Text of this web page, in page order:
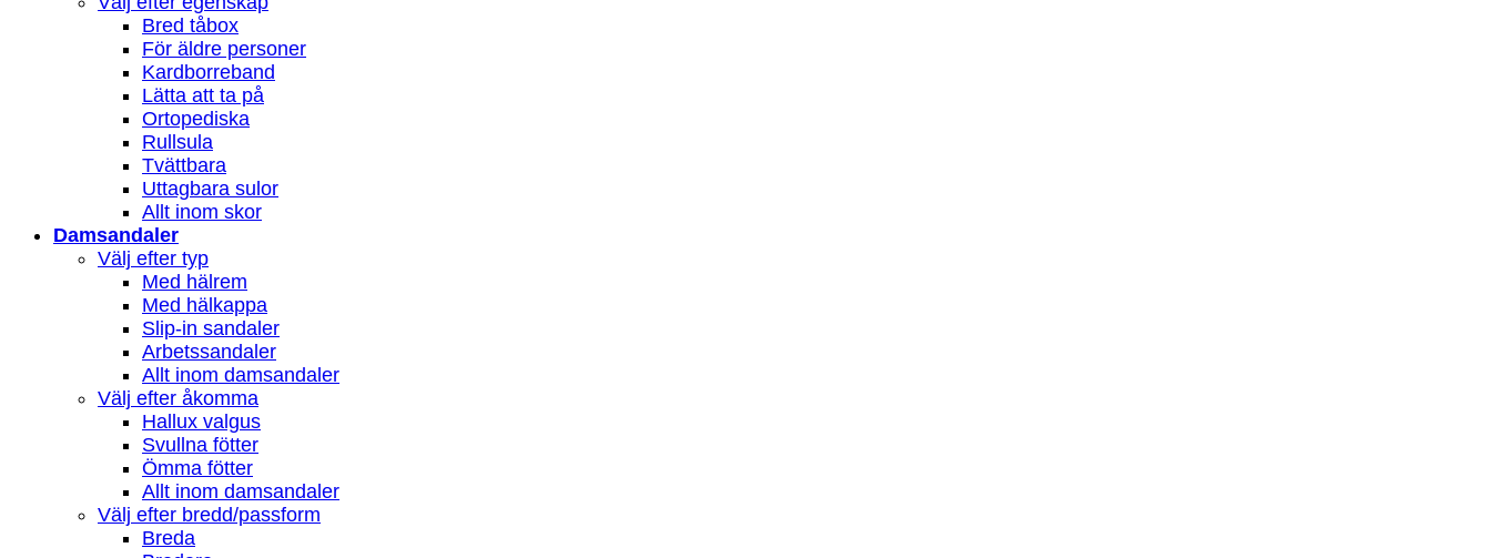
Bred tåbox
För äldre personer
Kardborreband
Lätta att ta på
Ortopediska
Rullsula
Tvättbara
Uttagbara sulor
Allt inom skor
Damsandaler
Välj efter typ
Med hälrem
Med hälkappa
Slip-in sandaler
Arbetssandaler
Allt inom damsandaler
Välj efter åkomma
Hallux valgus
Svullna fötter
Ömma fötter
Allt inom damsandaler
Välj efter bredd/passform
Breda